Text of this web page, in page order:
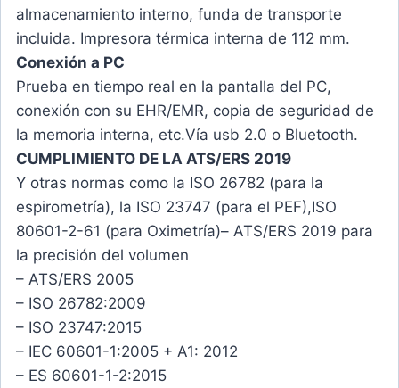
almacenamiento interno, funda de transporte
incluida. Impresora térmica interna de 112 mm.
Conexión a PC
Prueba en tiempo real en la pantalla del PC,
conexión con su EHR/EMR, copia de seguridad de
la memoria interna, etc.Vía usb 2.0 o Bluetooth.
CUMPLIMIENTO DE LA ATS/ERS 2019
Y otras normas como la ISO 26782 (para la
espirometría), la ISO 23747 (para el PEF),ISO
80601-2-61 (para Oximetría)– ATS/ERS 2019 para
la precisión del volumen
– ATS/ERS 2005
– ISO 26782:2009
– ISO 23747:2015
– IEC 60601-1:2005 + A1: 2012
– ES 60601-1-2:2015